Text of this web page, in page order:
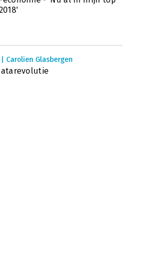
Carolien Glasbergen